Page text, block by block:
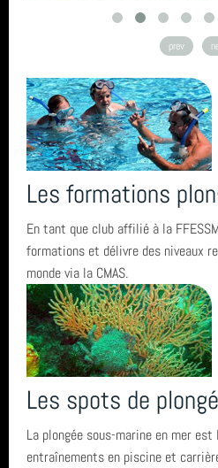
Nous
Statuts, règlement
Espace privé GAP -
Le Club
Derniers
prev
Les formations
En tant que club affilié à la
formations et délivre des niveaux
monde via la CMAS.
Les spots de
La plongée sous-marine en mer
entraînements en piscine et